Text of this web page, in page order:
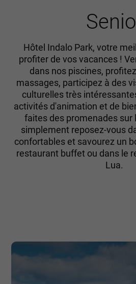
Hôtel Indalo Park, votre
profiter de vos vacances !
dans nos piscines,
massages, participez à des
culturelles très
activités d'animation et de
faites des promenades sur
simplement reposez-vous
confortables et savourez un
restaurant buffet ou dans le
Lua.